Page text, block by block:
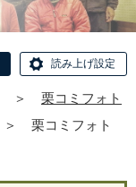
読み上げ設定
＞
栗コミフォト
＞
栗コミフォト